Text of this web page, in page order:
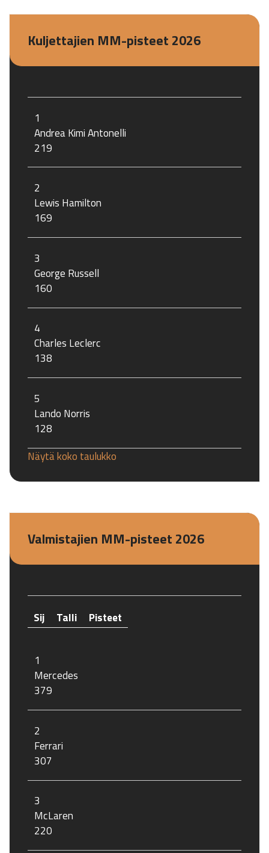
Kuljettajien MM-pisteet 2026
1
Andrea Kimi Antonelli
219
2
Lewis Hamilton
169
3
George Russell
160
4
Charles Leclerc
138
5
Lando Norris
128
Näytä koko taulukko
Valmistajien MM-pisteet 2026
Sij Talli Pisteet
1
Mercedes
379
2
Ferrari
307
3
McLaren
220